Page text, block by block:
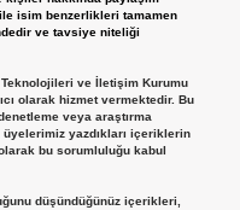
isim benzerlikleri tamamen
ve tavsiye niteliği
ve İletişim Kurumu
olarak hizmet vermektedir. Bu
veya araştırma
yazdıkları içeriklerin
bu sorumluluğu kabul
düşündüğünüz içerikleri,